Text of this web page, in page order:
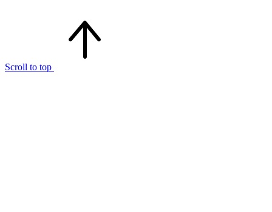
Scroll to top